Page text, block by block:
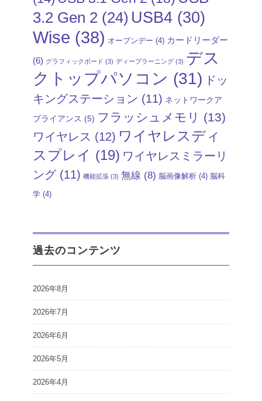
3.2 Gen 2 (24) USB4 (30)
Wise (38) オープンデー (4) カードリーダー
(6) グラフィックボード (3) ディープラーニング (3) デス
クトップパソコン (31) ドッ
キングステーション (11) ネットワークア
プライアンス (5) フラッシュメモリ (13)
ワイヤレス (12) ワイヤレスディ
スプレイ (19) ワイヤレスミラーリ
ング(11) 機能拡張 (3) 無線 (8) 脳画像解析 (4) 脳科
学 (4)
過去のコンテンツ
2026年8月
2026年7月
2026年6月
2026年5月
2026年4月